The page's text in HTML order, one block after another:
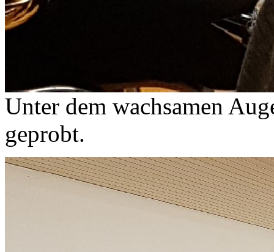
Unter dem wachsamen
geprobt.